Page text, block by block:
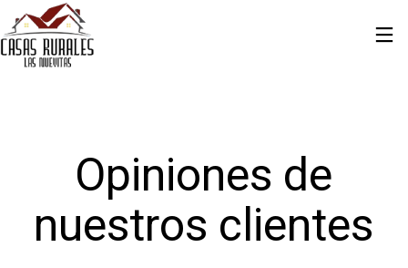
Opiniones de
nuestros clientes